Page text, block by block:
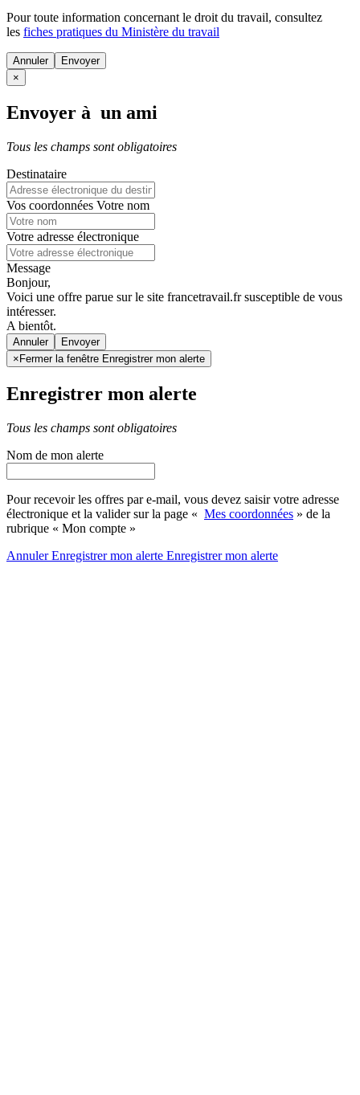
Pour toute information concernant le droit du travail, consultez
les fiches pratiques du Ministère du travail
Annuler
×
Envoyer à un ami
Tous les champs sont obligatoires
Destinataire
Vos coordonnées Votre nom
Votre adresse électronique
Message
Bonjour,
Voici une offre parue sur le site francetravail.fr susceptible de vous
intéresser.
A bientôt.
Annuler
× Fermer la fenêtre Enregistrer mon alerte
Enregistrer mon alerte
Tous les champs sont obligatoires
Nom de mon alerte
Pour recevoir les offres par e-mail, vous devez saisir votre adresse
électronique et la valider sur la page « Mes coordonnées » de la
rubrique « Mon compte »
AnnulerEnregistrer mon alerte Enregistrermon alerte